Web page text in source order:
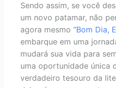
Sendo assim, se você
um novo patamar, não
agora mesmo“Bom Dia,
embarque em uma
mudará sua vida para
uma oportunidade única
verdadeiro tesouro da